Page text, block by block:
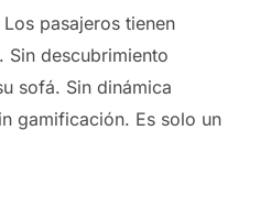
pasajeros tienen
Sin descubrimiento
sofá. Sin dinámica
gamificación. Es solo un